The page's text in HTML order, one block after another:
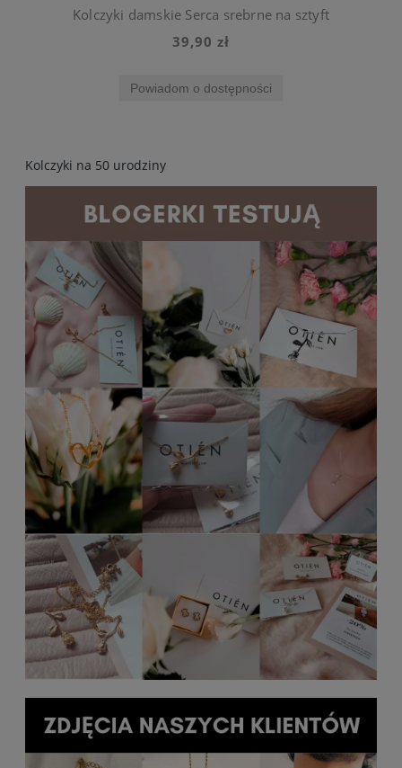
Kolczyki damskie Serca srebrne na sztyft
39,90 zł
Powiadom o dostępności
Kolczyki na 50 urodziny